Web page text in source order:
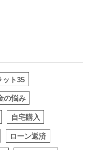
ット35
の悩み
自宅購入
ローン返済